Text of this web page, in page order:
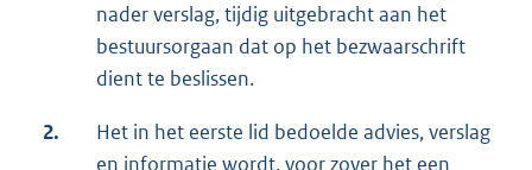
nader verslag, tijdig uitgebracht aan het
bestuursorgaan dat op het bezwaarschrift
dient te beslissen.
2.
Het in het eerste lid bedoelde advies, verslag
en informatie wordt, voor zover het een